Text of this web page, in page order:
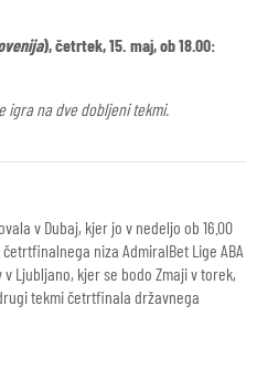
), četrtek, 15. maj, ob 18.00:
igra na dve dobljeni tekmi.
v Dubaj, kjer jo v nedeljo ob 16.00
niza AdmiralBet Lige ABA
Ljubljano, kjer se bodo Zmaji v torek,
tekmi četrtfinala državnega